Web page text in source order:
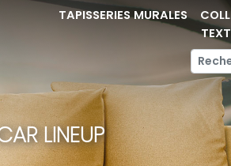
TAPISSERIES MURALES
LINEUP